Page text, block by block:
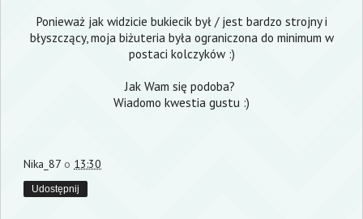
Ponieważ jak widzicie bukiecik był / jest bardzo strojny i
błyszczący, moja biżuteria była ograniczona do minimum w
postaci kolczyków :)
Jak Wam się podoba?
Wiadomo kwestia gustu :)
Nika_87 o 13:30
Udostępnij